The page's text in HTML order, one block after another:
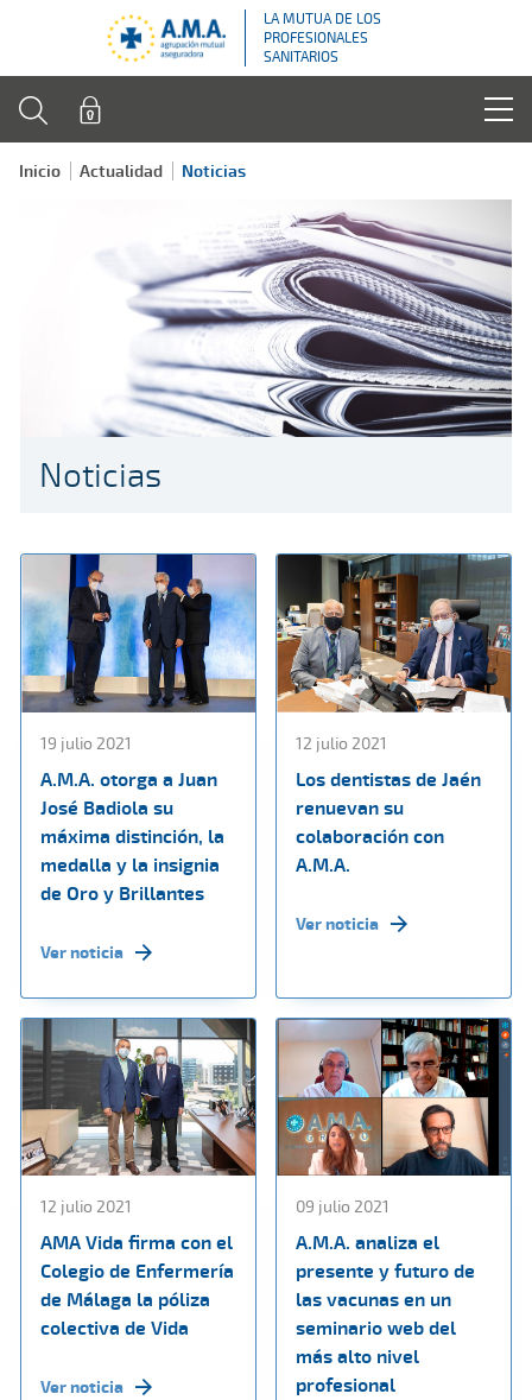
LA MUTUA DE LOS
PROFESIONALES
SANITARIOS
Inicio Actualidad Noticias
Noticias
19 julio 2021
A.M.A. otorga a Juan
José Badiola su
máxima distinción, la
medalla y la insignia
de Oro y Brillantes
Ver noticia
12 julio 2021
Los dentistas de Jaén
renuevan su
colaboración con
A.M.A.
Ver noticia
12 julio 2021
AMA Vida firma con el
Colegio de Enfermería
de Málaga la póliza
colectiva de Vida
Ver noticia
09 julio 2021
A.M.A. analiza el
presente y futuro de
las vacunas en un
seminario web del
más alto nivel
profesional